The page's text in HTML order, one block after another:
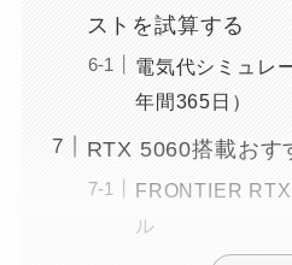
ストを試算する
電気代シミュレ
年間365日）
RTX 5060搭載おす
FRONTIER
ル